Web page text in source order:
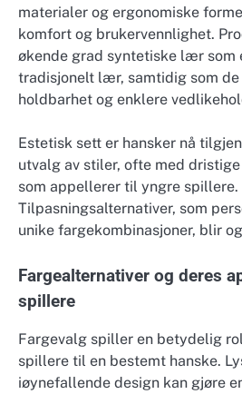
materialer og ergonomiske
komfort og brukervennlighet.
økende grad syntetiske lær som
tradisjonelt lær, samtidig som
holdbarhet og enklere
Estetisk sett er hansker nå
utvalg av stiler, ofte med
som appellerer til yngre spillere.
Tilpasningsalternativer, som
unike fargekombinasjoner, blir
Fargealternativer og deres
spillere
Fargevalg spiller en betydelig
spillere til en bestemt hanske.
iøynefallende design kan gjøre